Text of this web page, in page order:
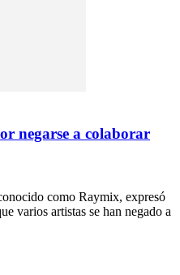
negarse a colaborar
como Raymix, expresó
varios artistas se han negado a